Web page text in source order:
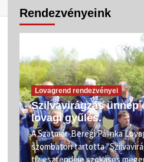
Rendezvényeink
Lovagrend rendezvényei
Szilvavirágzás ünnep
lovagi gyűlés.
A Szatmár-Beregi Pálinka
szombaton tartotta
tíz esztendeje szokásos